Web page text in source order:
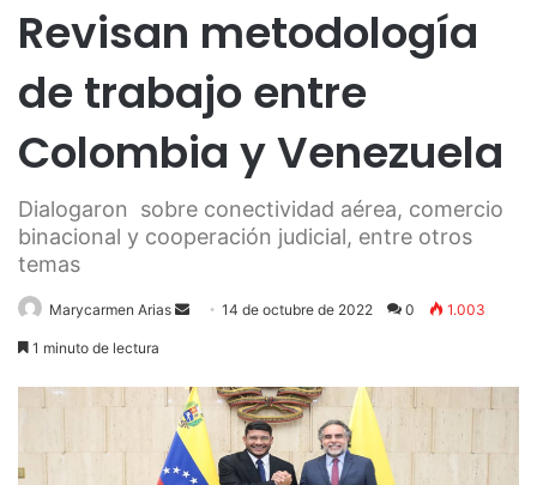
Revisan metodología
de trabajo entre
Colombia y Venezuela
Dialogaron sobre conectividad aérea, comercio
binacional y cooperación judicial, entre otros
temas
Marycarmen Arias
Send14 de octubre de 2022 0 1.003
1 minuto de lectura